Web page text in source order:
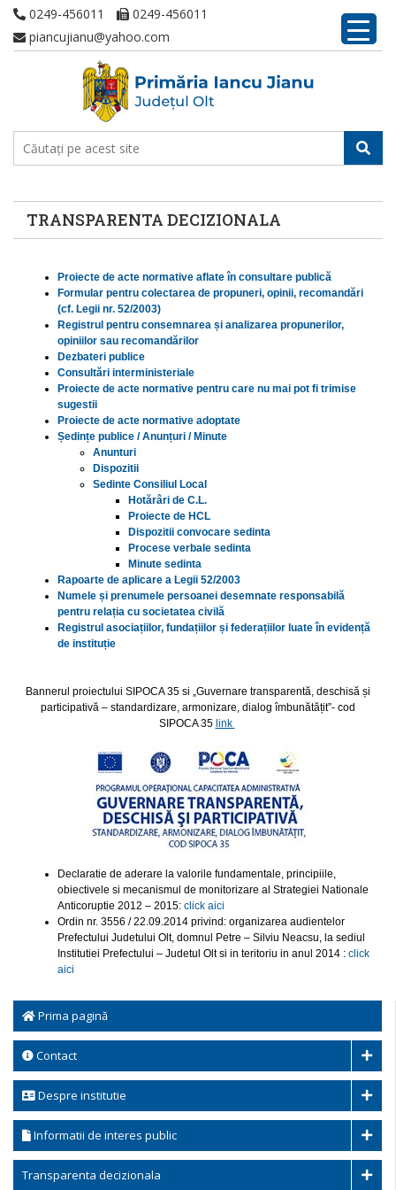
0249-456011
0249-456011
piancujianu@yahoo.com
TRANSPARENTA DECIZIONALA
Prima pagină
Contact
Despre institutie
Informatii de interes public
Transparenta decizionala
Proiecte de acte normative aflate în consultare publică
Formular pentru colectarea de propuneri, opinii, recomandări
(cf. Legii nr. 52/2003)
Registrul pentru consemnarea și analizarea propunerilor,
opiniilor sau recomandărilor
Dezbateri publice
Consultări interministeriale
Proiecte de acte normative pentru care nu mai pot fi trimise
sugestii
Proiecte de acte normative adoptate
Ședințe publice / Anunțuri / Minute
Anunturi
Dispozitii
Sedinte Consiliul Local
Hotărâri de C.L.
Proiecte de HCL
Dispozitii convocare sedinta
Procese verbale sedinta
Minute sedinta
Rapoarte de aplicare a Legii 52/2003
Numele și prenumele persoanei desemnate responsabilă
pentru relația cu societatea civilă
Registrul asociațiilor, fundațiilor și federațiilor luate în evidență
de instituție
Bannerul proiectului SIPOCA 35 si „Guvernare transparentă, deschisă și
participativă – standardizare, armonizare, dialog îmbunătățit”- cod
SIPOCA 35 link
Declaratie de aderare la valorile fundamentale, principiile,
obiectivele si mecanismul de monitorizare al Strategiei Nationale
Anticoruptie 2012 – 2015: click aici
Ordin nr. 3556 / 22.09.2014 privind: organizarea audientelor
Prefectului Judetului Olt, domnul Petre – Silviu Neacsu, la sediul
Institutiei Prefectului – Judetul Olt si in teritoriu in anul 2014 : click
aici